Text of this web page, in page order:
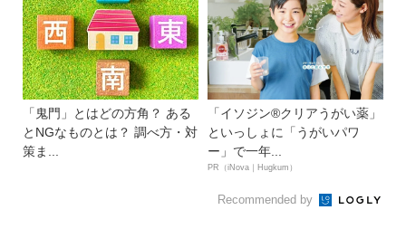
「鬼門」とはどの方角？ ある
とNGなものとは？ 調べ方・対
策ま...
「イソジン®クリアうがい薬」
といっしょに「うがいパワ
ー」で一年...
PR（iNova｜Hugkum）
Recommended by